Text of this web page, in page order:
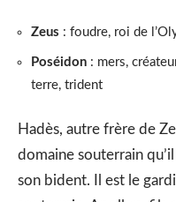
Zeus : foudre, roi de
Poséidon : mers,
terre, trident
Hadès, autre frère de
domaine souterrain
son bident. Il est le